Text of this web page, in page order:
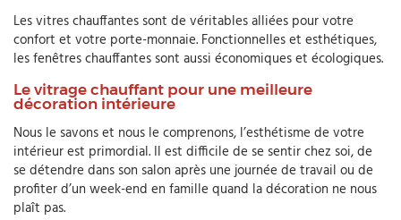
Les vitres chauffantes sont de véritables alliées pour votre
confort et votre porte-monnaie. Fonctionnelles et esthétiques,
les fenêtres chauffantes sont aussi économiques et écologiques.
Le vitrage chauffant pour une meilleure
décoration intérieure
Nous le savons et nous le comprenons, l’esthétisme de votre
intérieur est primordial. Il est difficile de se sentir chez soi, de
se détendre dans son salon après une journée de travail ou de
profiter d’un week-end en famille quand la décoration ne nous
plaît pas.